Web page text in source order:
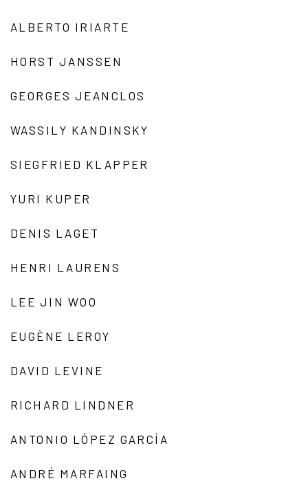
ALBERTO IRIARTE
HORST JANSSEN
GEORGES JEANCLOS
WASSILY KANDINSKY
SIEGFRIED KLAPPER
YURI KUPER
DENIS LAGET
HENRI LAURENS
LEE JIN WOO
EUGÈNE LEROY
DAVID LEVINE
RICHARD LINDNER
ANTONIO LÓPEZ GARCÍA
ANDRÉ MARFAING